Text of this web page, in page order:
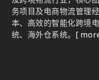
务项目及电商物流管理
本、高效的智能化跨境
统、海外仓系统。 [